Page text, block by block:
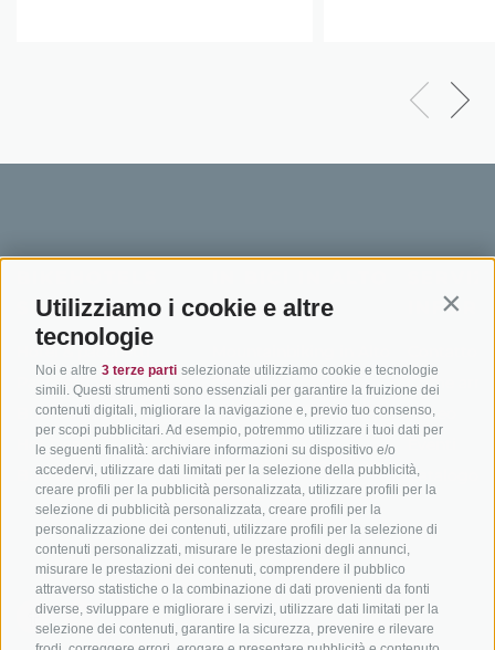
Utilizziamo i cookie e altre
tecnologie
Noi e altre 3 terze parti selezionate utilizziamo cookie e tecnologie
simili. Questi strumenti sono essenziali per garantire la fruizione dei
contenuti digitali, migliorare la navigazione e, previo tuo consenso,
per scopi pubblicitari. Ad esempio, potremmo utilizzare i tuoi dati per
le seguenti finalità: archiviare informazioni su dispositivo e/o
accedervi, utilizzare dati limitati per la selezione della pubblicità,
creare profili per la pubblicità personalizzata, utilizzare profili per la
selezione di pubblicità personalizzata, creare profili per la
personalizzazione dei contenuti, utilizzare profili per la selezione di
contenuti personalizzati, misurare le prestazioni degli annunci,
misurare le prestazioni dei contenuti, comprendere il pubblico
attraverso statistiche o la combinazione di dati provenienti da fonti
diverse, sviluppare e migliorare i servizi, utilizzare dati limitati per la
selezione dei contenuti, garantire la sicurezza, prevenire e rilevare
SÜDTIROL
Hotel & pacchetti
Pacchetti vacanze
Buoni vacanza
Hot Deals
Bike & Work
ADIGE
Adige
In bici da corsa in Alto
Adige
Ciclabili in Alto Adige
Scuole bike
Tutti i tour
Come
Meteo
Catalogo